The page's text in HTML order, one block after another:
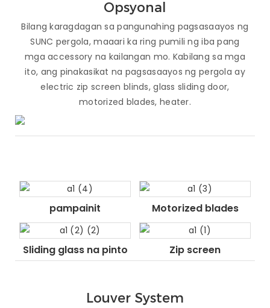
Opsyonal
Bilang karagdagan sa pangunahing pagsasaayos ng
SUNC pergola, maaari ka ring pumili ng iba pang
mga accessory na kailangan mo. Kabilang sa mga
ito, ang pinakasikat na pagsasaayos ng pergola ay
electric zip screen blinds, glass sliding door,
motorized blades, heater.
pampainit Motorized blades
Sliding glass na pinto Zip screen
Louver System